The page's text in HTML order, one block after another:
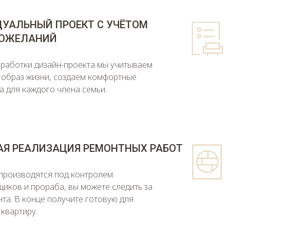
ПРОЕКТ С УЧЁТОМ
дизайн-проекта мы учитываем
жизни, создаём комфортные
для каждого члена семьи.
РЕАЛИЗАЦИЯ РЕМОНТНЫХ РАБОТ
под контролем
и прораба, вы можете следить за
В конце получите готовую для